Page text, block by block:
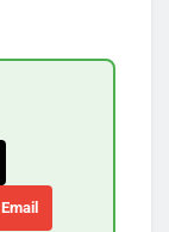
Email